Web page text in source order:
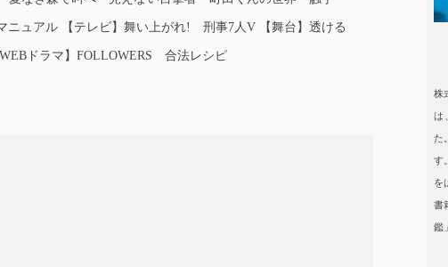
ュアル 【テレビ】舞い上がれ! 刑事7人V 【舞台】透ける
ドラマ】FOLLOWERS 合法レシピ
株
は
た
す
を
書
鑑